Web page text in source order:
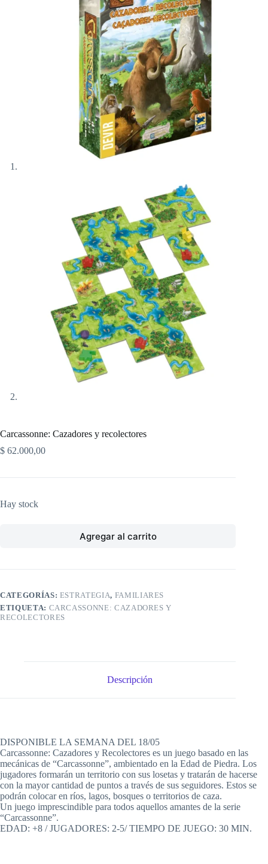
Carcassonne: Cazadores y recolectores
$ 62.000,00
Hay stock
Agregar al carrito
CATEGORÍAS: ESTRATEGIA, FAMILIARES
ETIQUETA: CARCASSONNE: CAZADORES Y
RECOLECTORES
Descripción
DISPONIBLE LA SEMANA DEL 18/05
Carcassonne: Cazadores y Recolectores es un juego basado en las
mecánicas de “Carcassonne”, ambientado en la Edad de Piedra. Los
jugadores formarán un territorio con sus losetas y tratarán de hacerse
con la mayor cantidad de puntos a través de sus seguidores. Estos se
podrán colocar en ríos, lagos, bosques o territorios de caza.
Un juego imprescindible para todos aquellos amantes de la serie
“Carcassonne”.
EDAD: +8 / JUGADORES: 2-5/ TIEMPO DE JUEGO: 30 MIN.